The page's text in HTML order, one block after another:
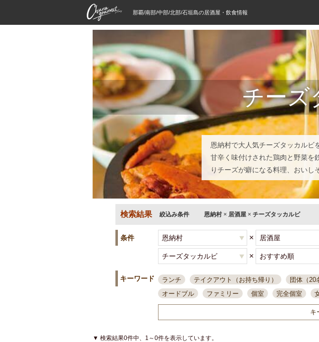
那覇/南部/中部/北部/石垣島の居酒屋・飲食情報
チーズ
恩納村で大人気チーズタッカルビ
甘辛く味付けされた鶏肉と野菜を
りチーズが癖になる料理、おいし
検索結果 絞込み条件 恩納村 × 居酒屋 × チーズタッカルビ
条件 ×
×
キーワード ランチ テイクアウト（お持ち帰り） 団体（20
オードブル
ファミリー 個室 完全個室
一人
接待・会食
ちょい飲み コスパ最高 肉料理
結婚式二次会
キ
▼ 検索結果0件中、1～0件を表示しています。